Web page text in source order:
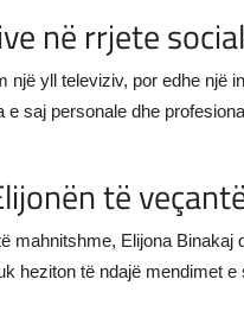
në rrjete
një yll televiziv, por edhe një
e saj personale dhe
të
mahnitshme, Elijona Binakaj
heziton të ndajë mendimet